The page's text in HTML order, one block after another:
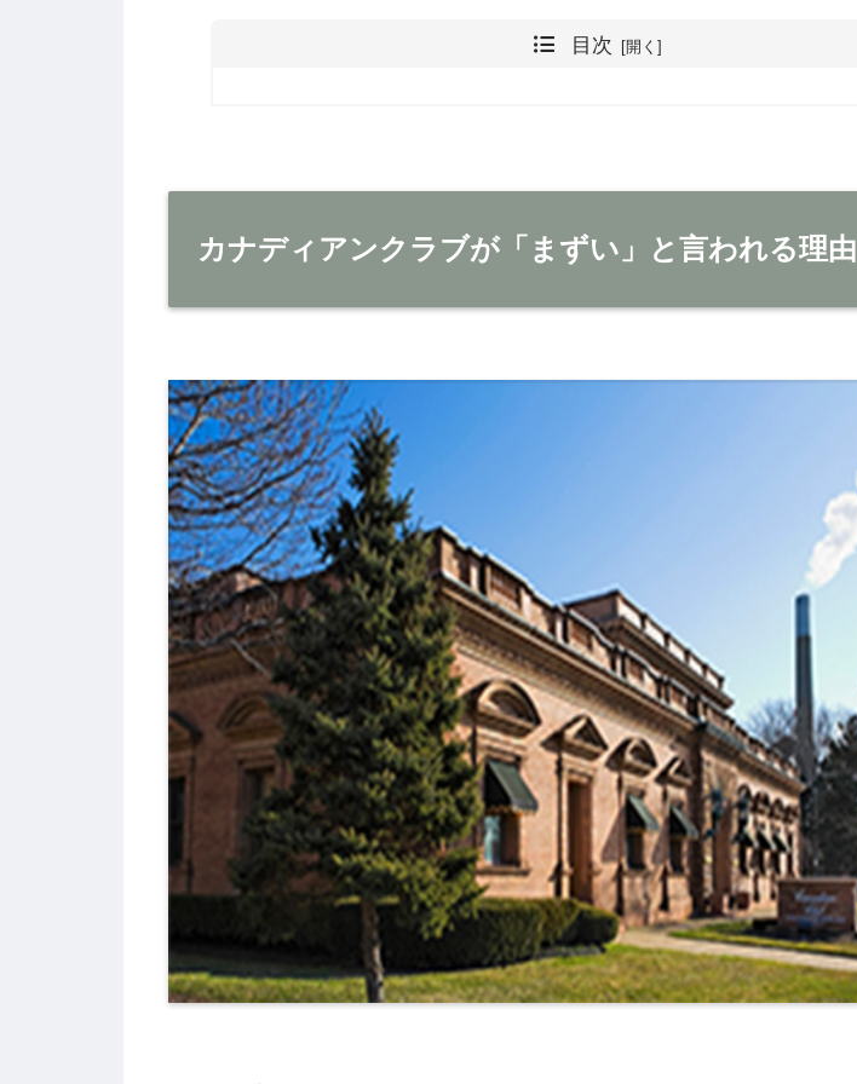
目次
カナディアンクラブが「まずい」と言われる理由